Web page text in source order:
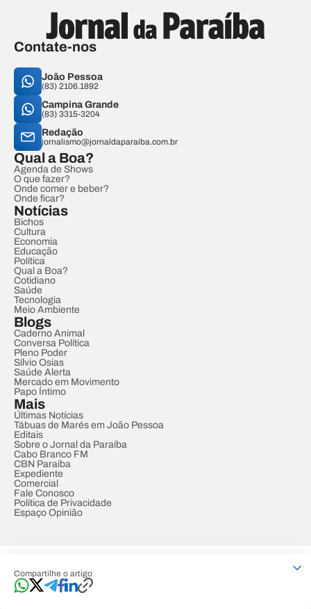
Compartilhe o artigo
Contate-nos
João Pessoa
(83) 2106.1892
Campina Grande
(83) 3315-3204
Redação
jornalismo@jornaldaparaiba.com.br
Qual a Boa?
Agenda de Shows
O que fazer?
Onde comer e beber?
Onde ficar?
Notícias
Bichos
Cultura
Economia
Educação
Política
Qual a Boa?
Cotidiano
Saúde
Tecnologia
Meio Ambiente
Blogs
Caderno Animal
Conversa Política
Pleno Poder
Sílvio Osias
Saúde Alerta
Mercado em Movimento
Papo Íntimo
Mais
Últimas Notícias
Tábuas de Marés em João Pessoa
Editais
Sobre o Jornal da Paraíba
Cabo Branco FM
CBN Paraíba
Expediente
Comercial
Fale Conosco
Política de Privacidade
Espaço Opinião
Developed by Designed by